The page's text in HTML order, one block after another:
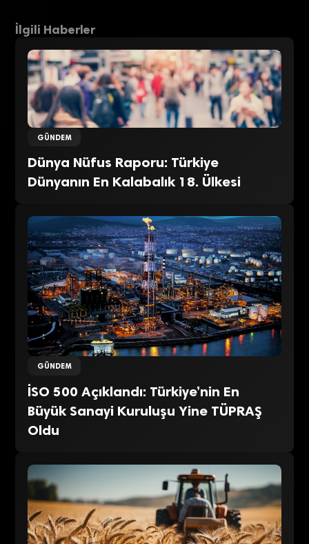
İlgili Haberler
GÜNDEM
Dünya Nüfus Raporu: Türkiye
Dünyanın En Kalabalık 18. Ülkesi
GÜNDEM
İSO 500 Açıklandı: Türkiye’nin En
Büyük Sanayi Kuruluşu Yine TÜPRAŞ
Oldu